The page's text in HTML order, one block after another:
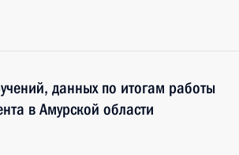
данных по итогам работы
в Амурской области